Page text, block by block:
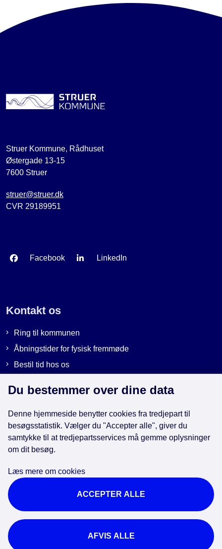
Struer Kommune, Rådhuset
Østergade 13-15
7600 Struer
struer@struer.dk
CVR 29189951
Facebook LinkedIn
Kontakt os
Ring til kommunen
Åbningstider for fysisk fremmøde
Bestil tid hos os
Genveje
EAN-numre i kommunen
Cookies
Tilgængelighedserklæring
Brug af kunstig intelligens
Du bestemmer over dine data
Denne hjemmeside benytter cookies fra tredjepart til
besøgsstatistik. Vælger du "Accepter alle", giver du
samtykke til at tredjepartsservices må gemme oplysninger
om dit besøg.
Læs mere om cookies
ACCEPTER ALLE
AFVIS ALLE